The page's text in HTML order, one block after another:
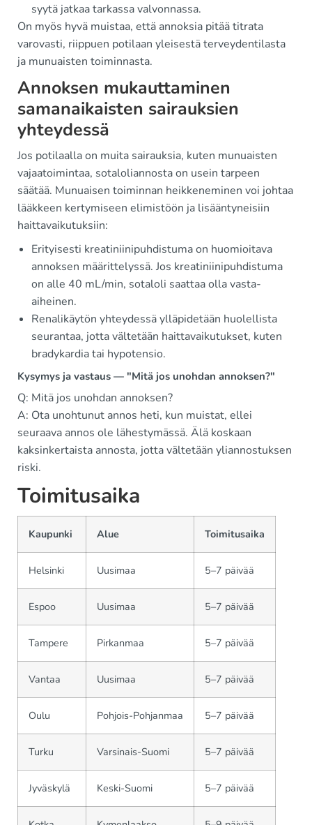
syytä jatkaa tarkassa valvonnassa.
On myös hyvä muistaa, että annoksia pitää titrata
varovasti, riippuen potilaan yleisestä terveydentilasta
ja munuaisten toiminnasta.
Annoksen mukauttaminen
samanaikaisten sairauksien
yhteydessä
Jos potilaalla on muita sairauksia, kuten munuaisten
vajaatoimintaa, sotaloliannosta on usein tarpeen
säätää. Munuaisen toiminnan heikkeneminen voi johtaa
lääkkeen kertymiseen elimistöön ja lisääntyneisiin
haittavaikutuksiin:
Erityisesti kreatiniinipuhdistuma on huomioitava
annoksen määrittelyssä. Jos kreatiniinipuhdistuma
on alle 40 mL/min, sotaloli saattaa olla vasta-
aiheinen.
Renalikäytön yhteydessä ylläpidetään huolellista
seurantaa, jotta vältetään haittavaikutukset, kuten
bradykardia tai hypotensio.
Kysymys ja vastaus — "Mitä jos unohdan annoksen?"
Q: Mitä jos unohdan annoksen?
A: Ota unohtunut annos heti, kun muistat, ellei
seuraava annos ole lähestymässä. Älä koskaan
kaksinkertaista annosta, jotta vältetään yliannostuksen
riski.
Toimitusaika
Kaupunki Alue Toimitusaika
Helsinki Uusimaa 5–7 päivää
Espoo Uusimaa 5–7 päivää
Tampere Pirkanmaa 5–7 päivää
Vantaa Uusimaa 5–7 päivää
Oulu Pohjois-Pohjanmaa 5–7 päivää
Turku Varsinais-Suomi 5–7 päivää
Jyväskylä Keski-Suomi 5–7 päivää